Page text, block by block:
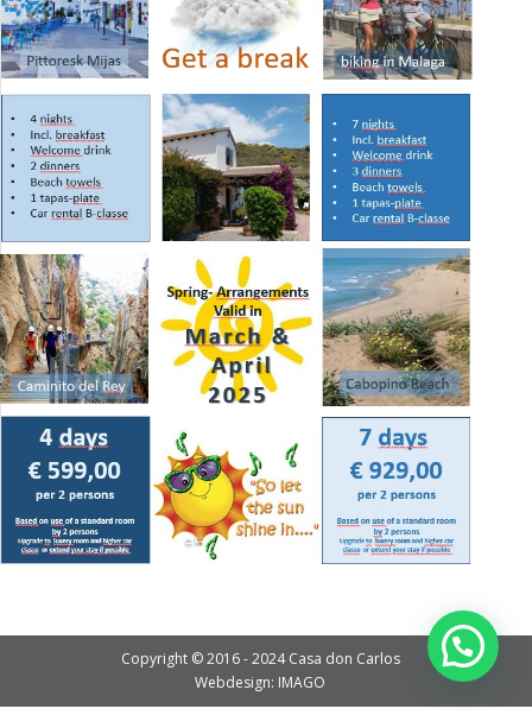
Copyright © 2016 - 2024 Casa don Carlos
Webdesign: IMAGO